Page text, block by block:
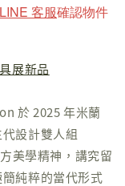
客服確認物件
展新品
於 2025 年米蘭
設計雙人組
美學精神，講究留
純粹的當代形式